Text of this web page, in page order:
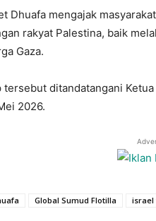
Dhuafa mengajak
rakyat Palestina, baik
Gaza.
tersebut ditandatangani
2026.
Global Sumud Flotilla israel